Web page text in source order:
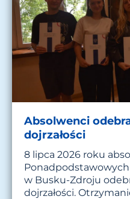
Absolwenci
dojrzałości
8 lipca 2026 roku
Ponadpodstawowych
w Busku-Zdroju
dojrzałości.